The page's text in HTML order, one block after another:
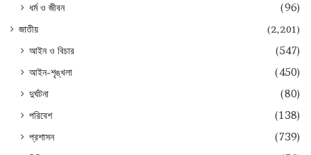
ধর্ম ও জীবন (96)
জাতীয় (2,201)
আইন ও বিচার
(547)
আইন-শৃঙ্খলা
(450)
দুর্ঘটনা
(80)
পরিবেশ
(138)
প্রশাসন
(739)